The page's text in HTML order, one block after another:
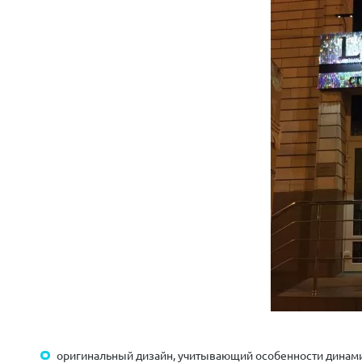
оригинальный дизайн, учитывающий особенности